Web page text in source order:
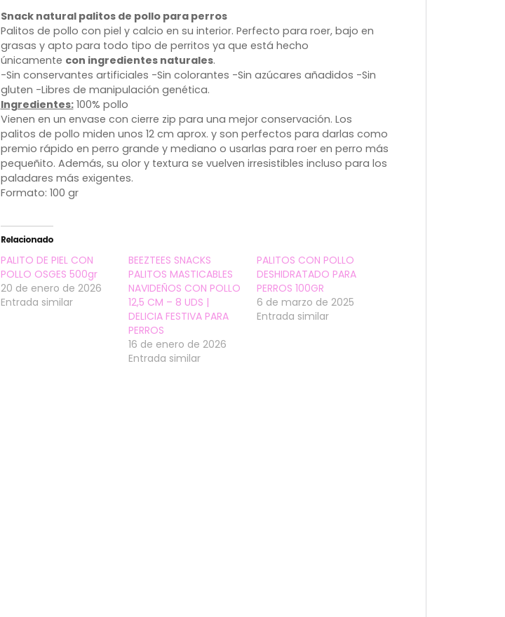
Snack natural palitos de pollo para perros
Palitos de pollo con piel y calcio en su interior. Perfecto para roer, bajo en
grasas y apto para todo tipo de perritos ya que está hecho
únicamente con ingredientes naturales.
-Sin conservantes artificiales -Sin colorantes -Sin azúcares añadidos -Sin
gluten -Libres de manipulación genética.
Ingredientes: 100% pollo
Vienen en un envase con cierre zip para una mejor conservación. Los
palitos de pollo miden unos 12 cm aprox. y son perfectos para darlas como
premio rápido en perro grande y mediano o usarlas para roer en perro más
pequeñito. Además, su olor y textura se vuelven irresistibles incluso para los
paladares más exigentes.
Formato: 100 gr
Relacionado
PALITO DE PIEL CON
POLLO OSGES 500gr
20 de enero de 2026
Entrada similar
BEEZTEES SNACKS
PALITOS MASTICABLES
NAVIDEÑOS CON POLLO
12,5 CM – 8 UDS |
DELICIA FESTIVA PARA
PERROS
16 de enero de 2026
Entrada similar
PALITOS CON POLLO
DESHIDRATADO PARA
PERROS 100GR
6 de marzo de 2025
Entrada similar